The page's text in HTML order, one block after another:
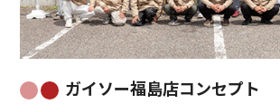
ガイソー福島店コンセプト